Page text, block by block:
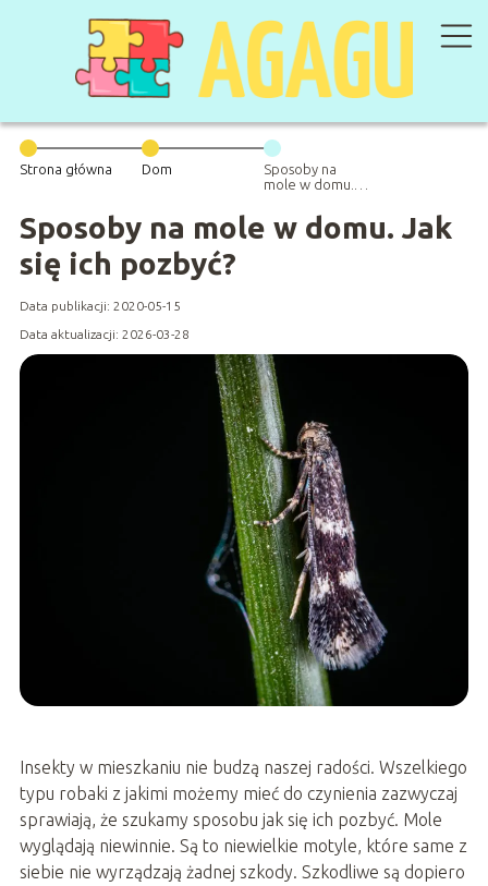
Strona główna Dom
Sposoby na
mole w domu.
Sposoby na mole w domu. Jak
się ich pozbyć?
Data publikacji: 2020-05-15
Data aktualizacji: 2026-03-28
Insekty w mieszkaniu nie budzą naszej radości. Wszelkiego
typu robaki z jakimi możemy mieć do czynienia zazwyczaj
sprawiają, że szukamy sposobu jak się ich pozbyć. Mole
wyglądają niewinnie. Są to niewielkie motyle, które same z
siebie nie wyrządzają żadnej szkody. Szkodliwe są dopiero